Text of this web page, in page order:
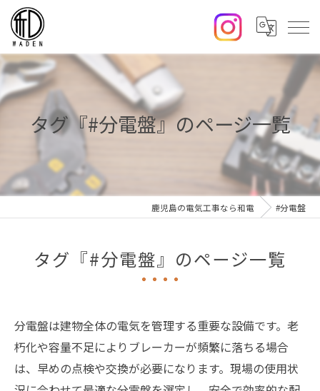
タグ『#分電盤』のページ一覧
鹿児島の電気工事なら和電 #分電盤
タグ『#分電盤』のページ一覧
分電盤は建物全体の電気を管理する重要な設備です。老
朽化や容量不足によりブレーカーが頻繁に落ちる場合
は、早めの点検や交換が必要になります。現場の使用状